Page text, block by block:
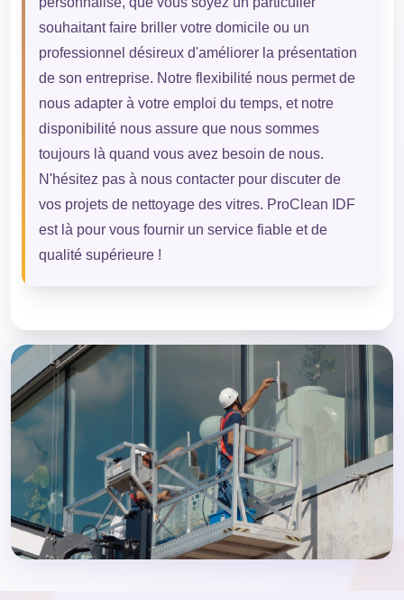
souhaitant faire briller votre domicile ou un
professionnel désireux d'améliorer la présentation
de son entreprise. Notre flexibilité nous permet de
nous adapter à votre emploi du temps, et notre
disponibilité nous assure que nous sommes
toujours là quand vous avez besoin de nous.
N'hésitez pas à nous contacter pour discuter de
vos projets de nettoyage des vitres. ProClean IDF
est là pour vous fournir un service fiable et de
qualité supérieure !